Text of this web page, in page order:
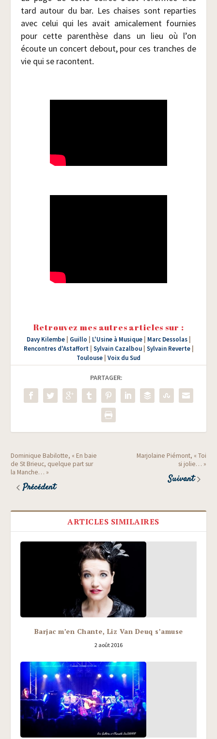
tard autour du bar. Les chaises sont repar­ties
avec celui qui les avait ami­ca­le­ment four­nies
pour cette paren­thèse dans un lieu où l’on
écoute un concert debout, pour ces tranches de
vie qui se racontent.
Retrouvez mes autres articles sur :
Davy Kilembe| Guillo L'Usine à Musique| Marc Dessolas|
Rencontres d'Astaffort| Sylvain Cazalbou| Sylvain Reverte|
Toulouse Voix du Sud
PARTAGER:
Dominique Babilotte, « En baie
de St Brieuc, quelque part sur
la Manche… »
Précédent
Marjolaine Piémont, « Toi
si jolie… »
Suivant
ARTICLES SIMILAIRES
Barjac m’en Chante, Liz Van Deuq s’amuse
2 août 2016